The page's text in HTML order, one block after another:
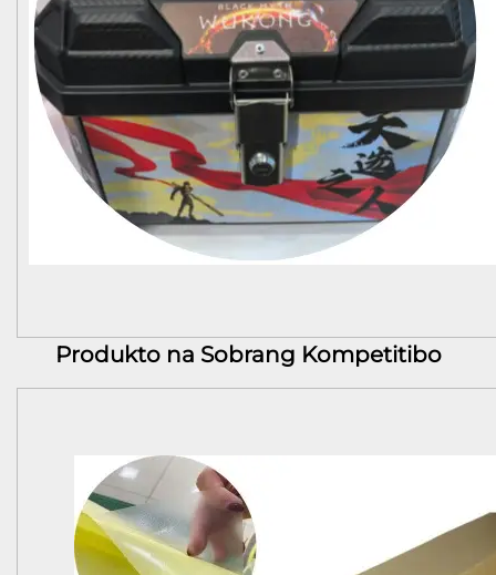
Produkto na Sobrang Kompetitibo